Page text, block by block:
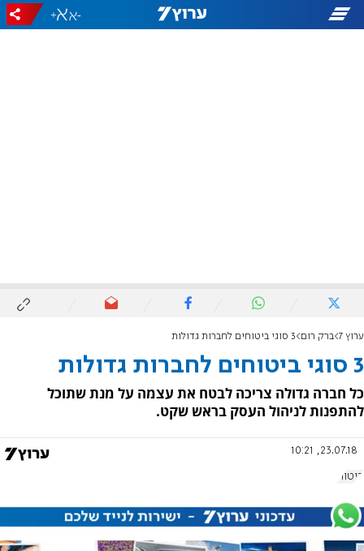
-
+
ערוץ 7 ברק רום 3 סוגי ביטוחים לחברות גדולות
3 סוגי ביטוחים לחברות גדולות
כל חברה גדולה צריכה לבטח את עצמה על מנת שתוכל
להתפנות לניהול העסק בראש שקט.
23.07.18, 10:21
ביטוח